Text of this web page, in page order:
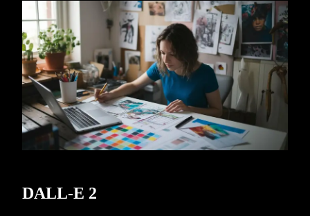
DALL-E 2